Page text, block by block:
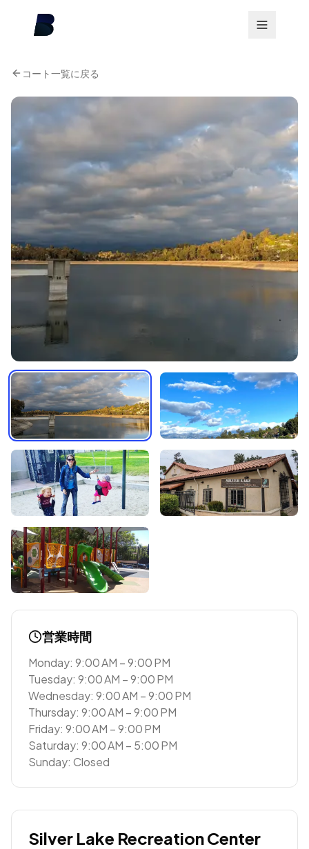
コート一覧に戻る
営業時間
Monday: 9:00 AM – 9:00 PM
Tuesday: 9:00 AM – 9:00 PM
Wednesday: 9:00 AM – 9:00 PM
Thursday: 9:00 AM – 9:00 PM
Friday: 9:00 AM – 9:00 PM
Saturday: 9:00 AM – 5:00 PM
Sunday: Closed
Silver Lake Recreation Center